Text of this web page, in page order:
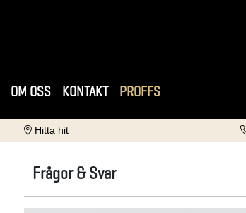
OM OSS KONTAKT PROFFS
Hitta hit
Frågor & Svar